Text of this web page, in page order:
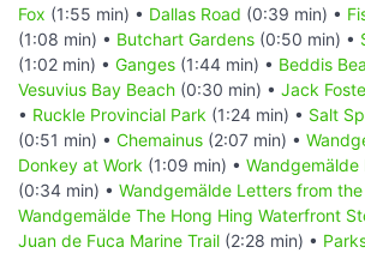
Fox (1:55 min) • Dallas Road (0:39 min) •
(1:08 min) • Butchart Gardens (0:50 min) •
(1:02 min) • Ganges (1:44 min) • Beddis
Vesuvius Bay Beach (0:30 min) • Jack
• Ruckle Provincial Park (1:24 min) • Salt
(0:51 min) • Chemainus (2:07 min) •
Donkey at Work (1:09 min) •
(0:34 min) • Wandgemälde Letters from
Wandgemälde The Hong Hing Waterfront
Juan de Fuca Marine Trail (2:28 min) •